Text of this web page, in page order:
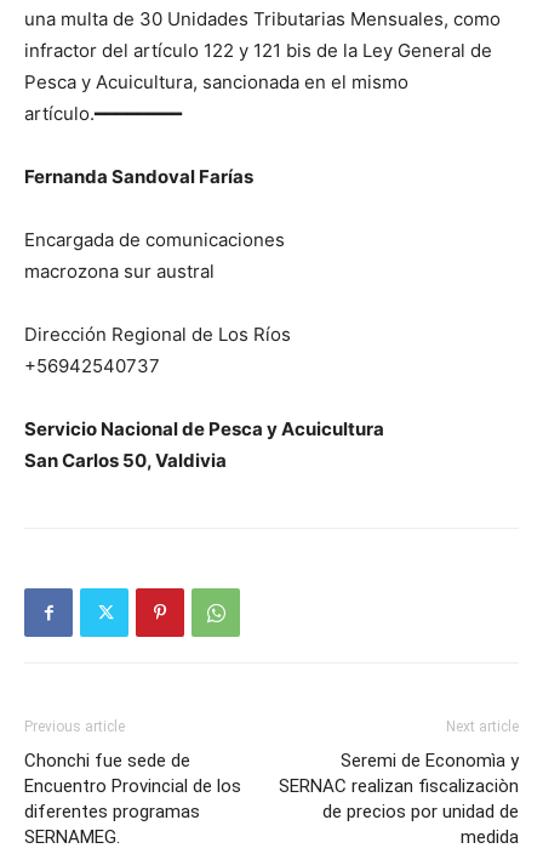
una multa de 30 Unidades Tributarias Mensuales, como
infractor del artículo 122 y 121 bis de la Ley General de
Pesca y Acuicultura, sancionada en el mismo
artículo.━━━━━━━━
Fernanda Sandoval Farías
Encargada de comunicaciones
macrozona sur austral
Dirección Regional de Los Ríos
+56942540737
Servicio Nacional de Pesca y Acuicultura
San Carlos 50, Valdivia
Previous article
Chonchi fue sede de
Encuentro Provincial de los
diferentes programas
SERNAMEG.
Next article
Seremi de Economìa y
SERNAC realizan fiscalizaciòn
de precios por unidad de
medida